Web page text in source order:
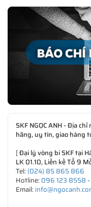
SKF NGỌC ANH - Địa
hãng, uy tín, giao hàng
[Đại lý vòng bi SKF tại
LK 01.10, Liền kề Tổ 9
Tel: (024) 85 865 866
Hotline: 096 123 8558-
Email: